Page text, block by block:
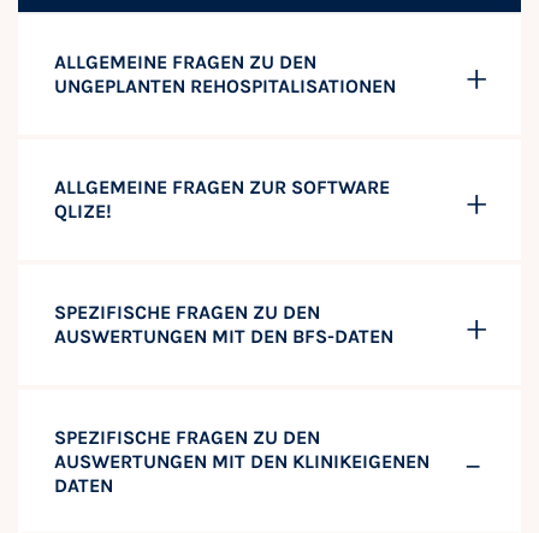
ALLGEMEINE FRAGEN ZU DEN
UNGEPLANTEN REHOSPITALISATIONEN
ALLGEMEINE FRAGEN ZUR SOFTWARE
QLIZE!
SPEZIFISCHE FRAGEN ZU DEN
AUSWERTUNGEN MIT DEN BFS-DATEN
SPEZIFISCHE FRAGEN ZU DEN
AUSWERTUNGEN MIT DEN KLINIKEIGENEN
DATEN